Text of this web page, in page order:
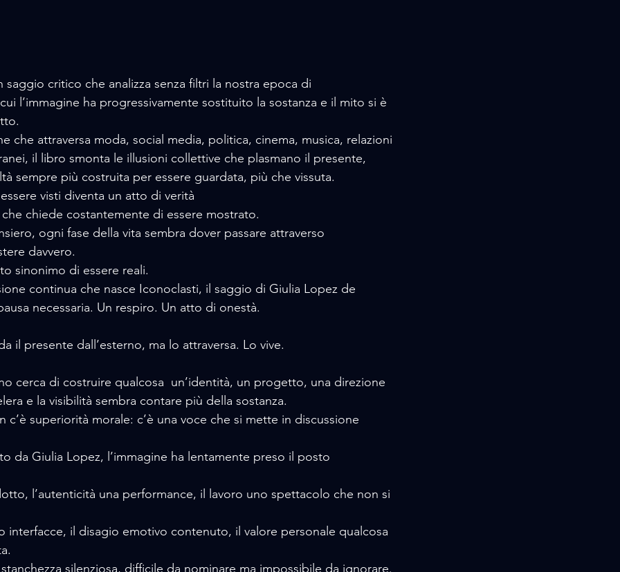
saggio critico che analizza senza filtri la nostra epoca di
l’immagine ha progressivamente sostituito la sostanza e il mito si è
che attraversa moda, social media, politica, cinema, musica, relazioni
il libro smonta le illusioni collettive che plasmano il presente,
sempre più costruita per essere guardata, più che vissuta.
visti diventa un atto di verità
chiede costantemente di essere mostrato.
ogni fase della vita sembra dover passare attraverso
davvero.
sinonimo di essere reali.
continua che nasce Iconoclasti, il saggio di Giulia Lopez de
necessaria. Un respiro. Un atto di onestà.
il presente dall’esterno, ma lo attraversa. Lo vive.
e la visibilità sembra contare più della sostanza.
c’è superiorità morale: c’è una voce che si mette in discussione
da Giulia Lopez, l’immagine ha lentamente preso il posto
l’autenticità una performance, il lavoro uno spettacolo che non si
interfacce, il disagio emotivo contenuto, il valore personale qualcosa
silenziosa, difficile da nominare ma impossibile da ignorare.